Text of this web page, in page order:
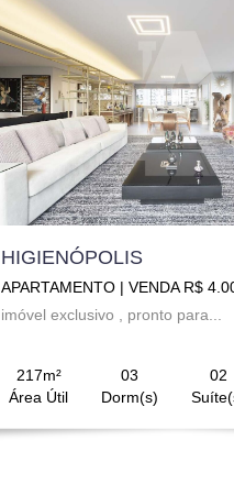
HIGIENÓPOLIS
APARTAMENTO | VENDA R$
imóvel exclusivo , pronto para...
217m²
Área Útil
03
Dorm(s)
02